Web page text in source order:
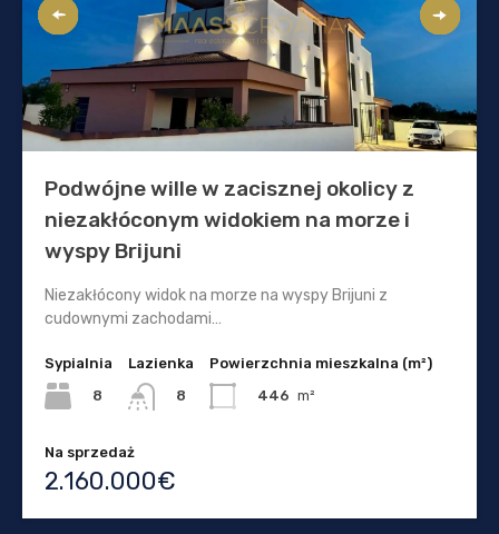
Podwójne wille w zacisznej okolicy z
niezakłóconym widokiem na morze i
wyspy Brijuni
Niezakłócony widok na morze na wyspy Brijuni z
cudownymi zachodami…
Sypialnia
8
Lazienka
8
Powierzchnia mieszkalna (m²)
446 m²
Na sprzedaż
2.160.000€